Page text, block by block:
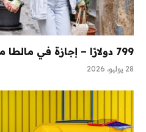
799 دولارًا – إجازة في مالطا مع رحلات الطيران
28 يوليو، 2026